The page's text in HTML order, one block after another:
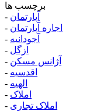
برچسب ها
- آپارتمان
- اجاره آپارتمان
- آجودانیه
- ازگل
- آژانس مسکن
- اقدسیه
- الهیه
- املاک
- املاک تجاری